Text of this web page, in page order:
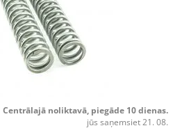
Centrālajā noliktavā, piegāde 10 dienas.
jūs saņemsiet 21. 08.